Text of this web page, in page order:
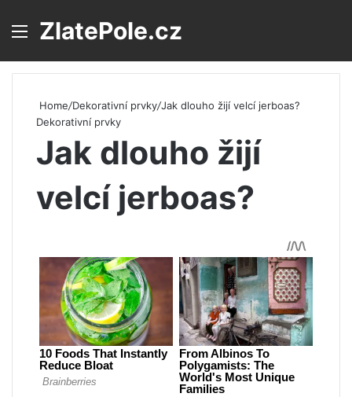
Menu
ZlatePole.cz
Home/Dekorativní prvky/Jak dlouho žijí velcí jerboas?
Dekorativní prvky
Jak dlouho žijí
velcí jerboas?